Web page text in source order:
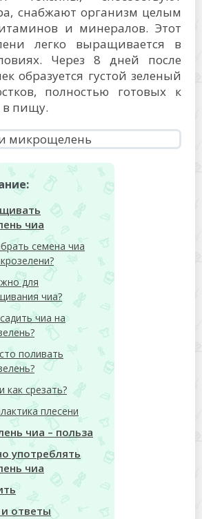
снабжают организм целым
и минералов. Этот
легко выращивается в
Через 8 дней после
образуется густой зеленый
полностью готовых к
в пищу.
чиа
семена чиа
для
чиа?
чиа на
поливать
как срезать?
плесени
чиа – польза
употреблять
чиа
ответы